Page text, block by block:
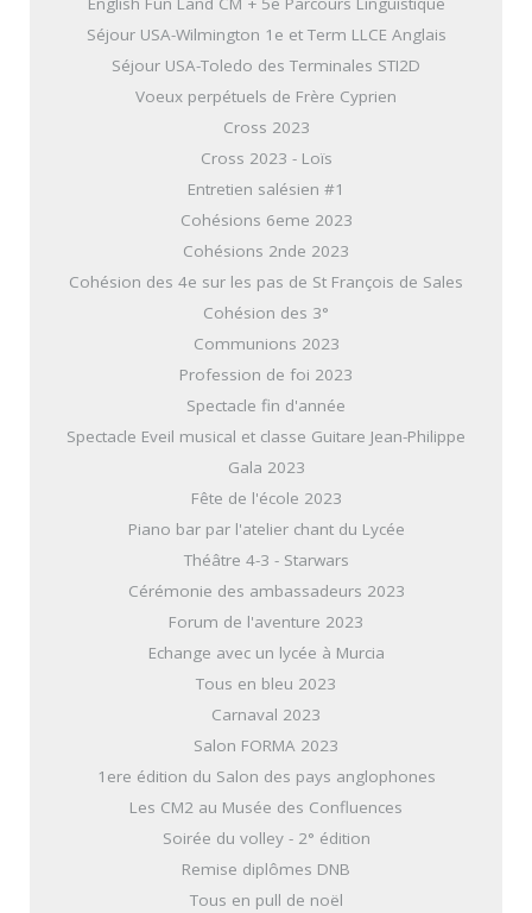
Séjour USA-Wilmington 1e et Term LLCE Anglais
Séjour USA-Toledo des Terminales STI2D
Voeux perpétuels de Frère Cyprien
Cross 2023
Cross 2023 - Loïs
Entretien salésien #1
Cohésions 6eme 2023
Cohésions 2nde 2023
Cohésion des 4e sur les pas de St François de Sales
Cohésion des 3°
Communions 2023
Profession de foi 2023
Spectacle fin d'année
Spectacle Eveil musical et classe Guitare Jean-Philippe
Gala 2023
Fête de l'école 2023
Piano bar par l'atelier chant du Lycée
Théâtre 4-3 - Starwars
Cérémonie des ambassadeurs 2023
Forum de l'aventure 2023
Echange avec un lycée à Murcia
Tous en bleu 2023
Carnaval 2023
Salon FORMA 2023
1ere édition du Salon des pays anglophones
Les CM2 au Musée des Confluences
Soirée du volley - 2° édition
Remise diplômes DNB
Tous en pull de noël